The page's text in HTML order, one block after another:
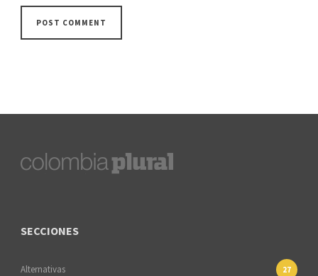
SECCIONES
Alternativas 27